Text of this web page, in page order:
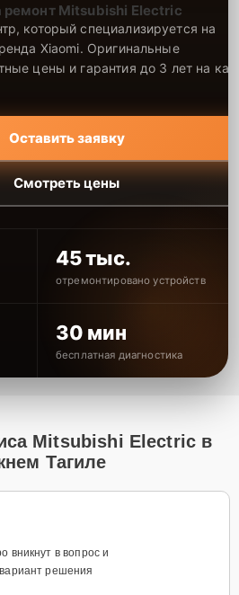
ремонт Mitsubishi Electric
который специализируется на
Xiaomi. Оригинальные
цены и гарантия до 3 лет на
Оставить заявку
Смотреть цены
45 тыс.
отремонтировано устройств
30 мин
бесплатная диагностика
Mitsubishi Electric в
Тагиле
вникнут в вопрос и
решения